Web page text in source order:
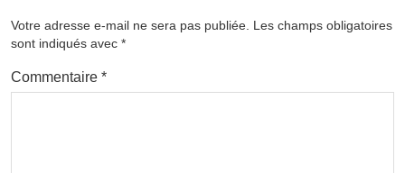
Votre adresse e-mail ne sera pas publiée. Les champs obligatoires
sont indiqués avec *
Commentaire *